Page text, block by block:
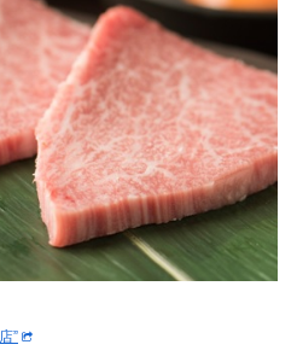
”